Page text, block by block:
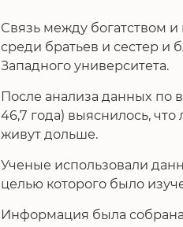
Связь между богатством
среди братьев и сестер и
Западного университета.
После анализа данных по
46,7 года) выяснилось,
живут дольше.
Ученые использовали
целью которого было
Информация была собрана